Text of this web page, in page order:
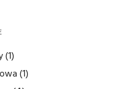
(1)
(1)